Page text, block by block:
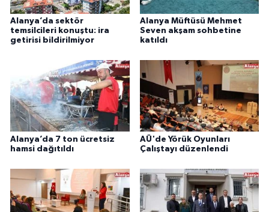
Alanya’da sektör
temsilcileri konuştu: ira
getirisi bildirilmiyor
Alanya Müftüsü Mehmet
Seven akşam sohbetine
katıldı
Alanya’da 7 ton ücretsiz
hamsi dağıtıldı
AÜ'de Yörük Oyunları
Çalıştayı düzenlendi